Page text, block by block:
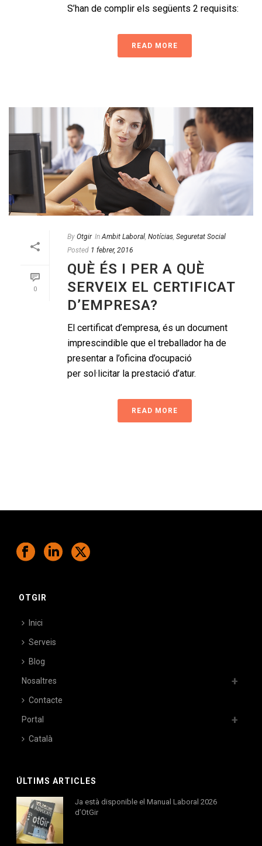
S’han de complir els següents 2 requisits:
READ MORE
0
By Otgir In Ambit Laboral Notícias Seguretat Social
Posted 1 febrer, 2016
QUÈ ÉS I PER A QUÈ
SERVEIX EL CERTIFICAT
D’EMPRESA?
El certificat d’empresa, és un document
imprescindible que el treballador ha de
presentar a l’oficina d’ocupació
per sol·licitar la prestació d’atur.
READ MORE
OTGIR
Inici
Serveis
Blog
Nosaltres
Contacte
Portal
Català
ÚLTIMS ARTICLES
Ja està disponible el Manual Laboral 2026
d’OtGir